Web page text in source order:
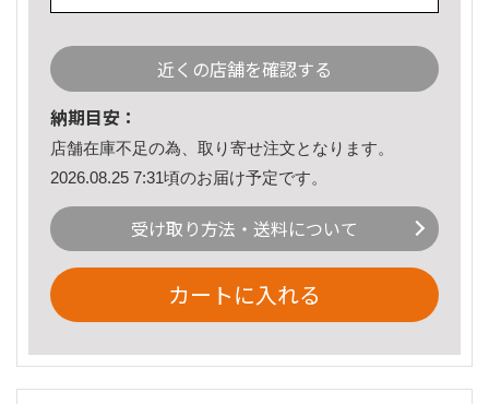
近くの店舗を確認する
納期目安：
店舗在庫不足の為、取り寄せ注文となります。
2026.08.25 7:31頃のお届け予定です。
受け取り方法・送料について
カートに入れる